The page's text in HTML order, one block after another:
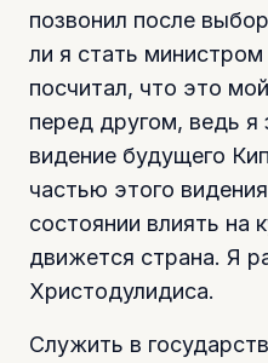
позвонил после
ли я стать
посчитал, что это
перед другом, ведь я
видение будущего
частью этого
состоянии влиять на
движется страна. Я
Христодулидиса.
Служить в